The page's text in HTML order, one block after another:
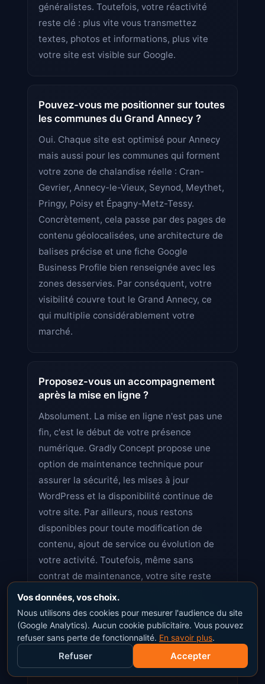
généralistes. Toutefois, votre réactivité
reste clé : plus vite vous transmettez
textes, photos et informations, plus vite
votre site est visible sur Google.
Pouvez-vous me positionner sur toutes
les communes du Grand Annecy ?
Oui. Chaque site est optimisé pour Annecy
mais aussi pour les communes qui forment
votre zone de chalandise réelle : Cran-
Gevrier, Annecy-le-Vieux, Seynod, Meythet,
Pringy, Poisy et Épagny-Metz-Tessy.
Concrètement, cela passe par des pages de
contenu géolocalisées, une architecture de
balises précise et une fiche Google
Business Profile bien renseignée avec les
zones desservies. Par conséquent, votre
visibilité couvre tout le Grand Annecy, ce
qui multiplie considérablement votre
marché.
Proposez-vous un accompagnement
après la mise en ligne ?
Absolument. La mise en ligne n'est pas une
fin, c'est le début de votre présence
numérique. Gradly Concept propose une
option de maintenance technique pour
assurer la sécurité, les mises à jour
WordPress et la disponibilité continue de
votre site. Par ailleurs, nous restons
disponibles pour toute modification de
contenu, ajout de service ou évolution de
votre activité. Toutefois, même sans
contrat de maintenance, votre site reste
robuste et autonome. En conséquence,
vous avez tous vos accès — votre site vous
appartient entièrement, sans dépendance.
Vos données, vos choix.
Nous utilisons des cookies pour mesurer l'audience du site
(Google Analytics). Aucun cookie publicitaire. Vous pouvez
refuser sans perte de fonctionnalité. En savoir plus.
Refuser Accepter